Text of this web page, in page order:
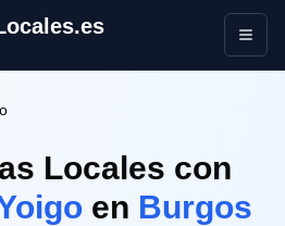
Abrir
Locales con
en Burgos